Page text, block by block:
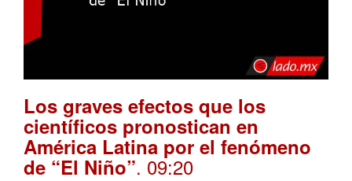
Los graves efectos que los
científicos pronostican en
América Latina por el fenómeno
de “El Niño”. 09:20